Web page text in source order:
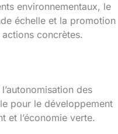
environnementaux, le
échelle et la promotion
concrètes.
des
pour le développement
et l’économie verte.